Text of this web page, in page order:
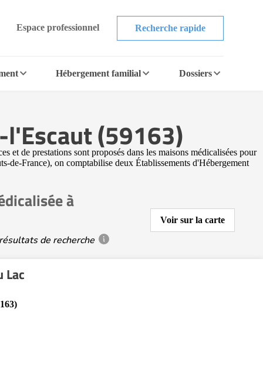
Espace professionnel Recherche rapide
Hébergement familial Dossiers
l'Escaut (59163)
et de prestations sont proposés dans les maisons médicalisées pour
de-France), on comptabilise deux Établissements d'Hébergement
à
de recherche
Voir sur la carte
Lac